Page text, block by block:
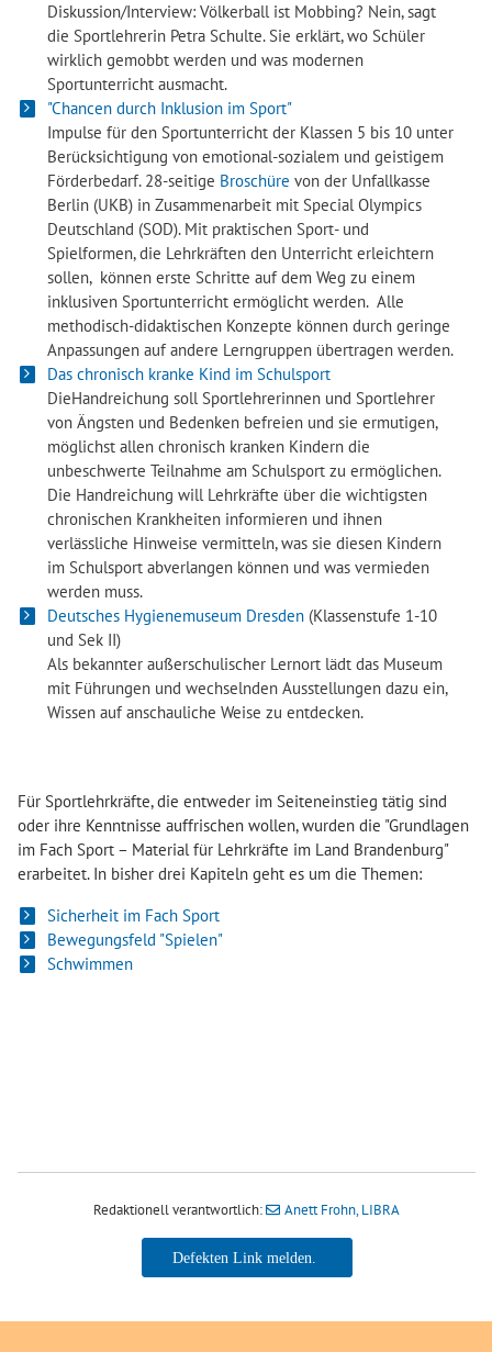
Diskussion/Interview: Völkerball ist Mobbing? Nein, sagt
die Sportlehrerin Petra Schulte. Sie erklärt, wo Schüler
wirklich gemobbt werden und was modernen
Sportunterricht ausmacht.
"Chancen durch Inklusion im Sport"
Impulse für den Sportunterricht der Klassen 5 bis 10 unter
Berücksichtigung von emotional-sozialem und geistigem
Förderbedarf. 28-seitige Broschüre von der Unfallkasse
Berlin (UKB) in Zusammenarbeit mit Special Olympics
Deutschland (SOD). Mit praktischen Sport- und
Spielformen, die Lehrkräften den Unterricht erleichtern
sollen, können erste Schritte auf dem Weg zu einem
inklusiven Sportunterricht ermöglicht werden. Alle
methodisch-didaktischen Konzepte können durch geringe
Anpassungen auf andere Lerngruppen übertragen werden.
Das chronisch kranke Kind im Schulsport
DieHandreichung soll Sportlehrerinnen und Sportlehrer
von Ängsten und Bedenken befreien und sie ermutigen,
möglichst allen chronisch kranken Kindern die
unbeschwerte Teilnahme am Schulsport zu ermöglichen.
Die Handreichung will Lehrkräfte über die wichtigsten
chronischen Krankheiten informieren und ihnen
verlässliche Hinweise vermitteln, was sie diesen Kindern
im Schulsport abverlangen können und was vermieden
werden muss.
Deutsches Hygienemuseum Dresden (Klassenstufe 1-10
und Sek II)
Als bekannter außerschulischer Lernort lädt das Museum
mit Führungen und wechselnden Ausstellungen dazu ein,
Wissen auf anschauliche Weise zu entdecken.
Für Sportlehrkräfte, die entweder im Seiteneinstieg tätig sind
oder ihre Kenntnisse auffrischen wollen, wurden die "Grundlagen
im Fach Sport – Material für Lehrkräfte im Land Brandenburg"
erarbeitet. In bisher drei Kapiteln geht es um die Themen:
Sicherheit im Fach Sport
Bewegungsfeld "Spielen"
Schwimmen
Redaktionell verantwortlich: Anett Frohn, LIBRA
Anett Frohn, LIBRA